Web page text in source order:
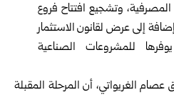
وتشجيع افتتاح فروع
إلى عرض لقانون الاستثمار
للمشروعات الصناعية
الغريواتي، أن المرحلة المقبلة